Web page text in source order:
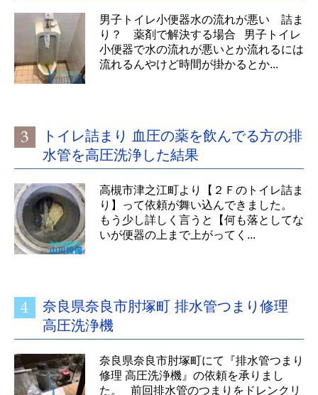
男子トイレ小便器水の流れが悪い 詰ま
り？ 薬剤で解決する場合 男子トイレ
小便器で水の流れが悪いとか流れるには
流れるんやけど時間が掛かるとか...
トイレ詰まり 血圧の薬を飲んでる方の排
水管を高圧洗浄した結果
高槻市津之江町より【２Ｆのトイレ詰ま
り】って依頼が舞い込んできました。
もう少し詳しく言うと【何も落としてな
いが便器の上まで上がってく...
奈良県奈良市肘塚町 排水管つまり修理
高圧洗浄機
奈良県奈良市肘塚町にて『排水管つまり
修理 高圧洗浄機』の依頼を承りまし
た。 前回排水管のつまりをドレンクリ